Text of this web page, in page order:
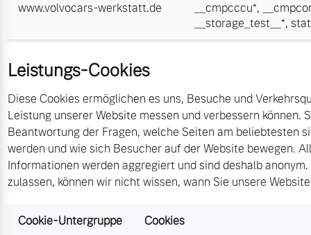
www.volvocars-werkstatt.de __cmpcccu*,
__storage_test__*,
Leistungs-Cookies
Diese Cookies ermöglichen es uns, Besuche und
Leistung unserer Website messen und verbessern können.
Beantwortung der Fragen, welche Seiten am beliebtesten
werden und wie sich Besucher auf der Website bewegen.
Informationen werden aggregiert und sind deshalb
zulassen, können wir nicht wissen, wann Sie unsere
Cookie-Untergruppe Cookies